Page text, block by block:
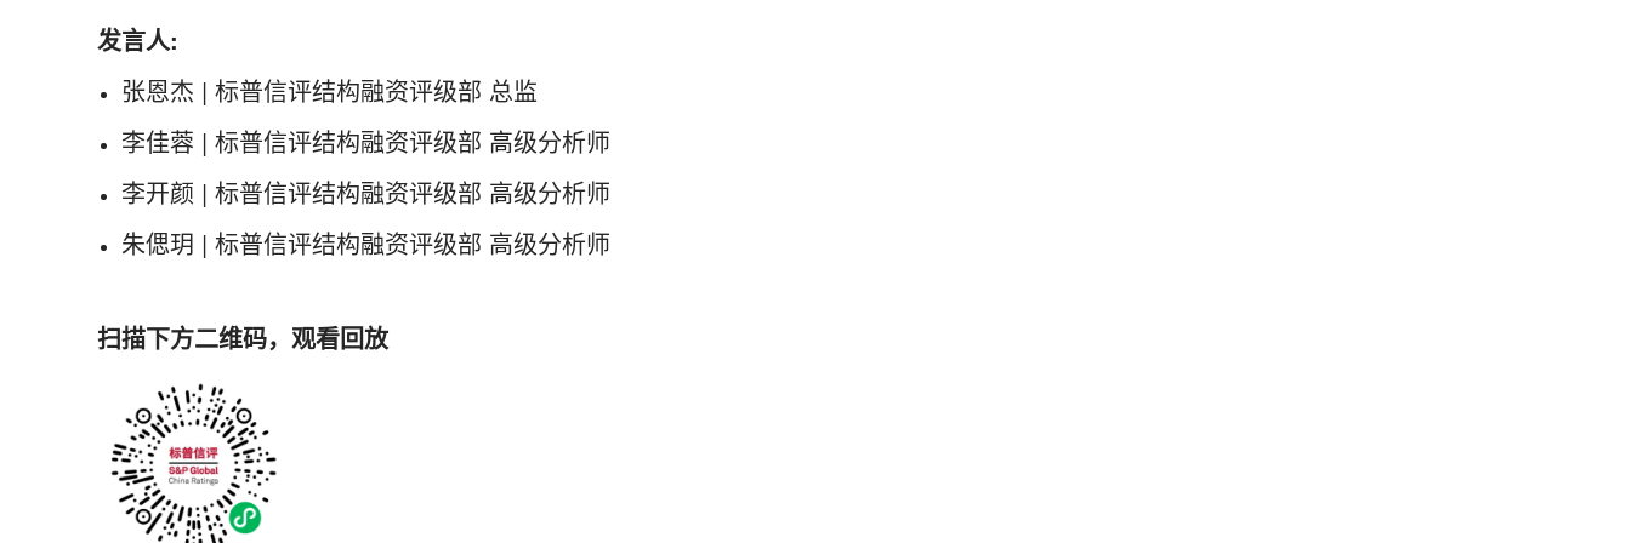
发言人:
张恩杰 | 标普信评结构融资评级部 总监
李佳蓉 | 标普信评结构融资评级部 高级分析师
李开颜 | 标普信评结构融资评级部 高级分析师
朱偲玥 | 标普信评结构融资评级部 高级分析师
扫描下方二维码，观看回放